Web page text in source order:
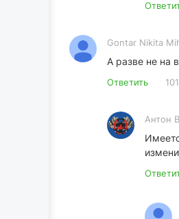
Gontar Nikita
А разве не на
Ответить 101
Антон